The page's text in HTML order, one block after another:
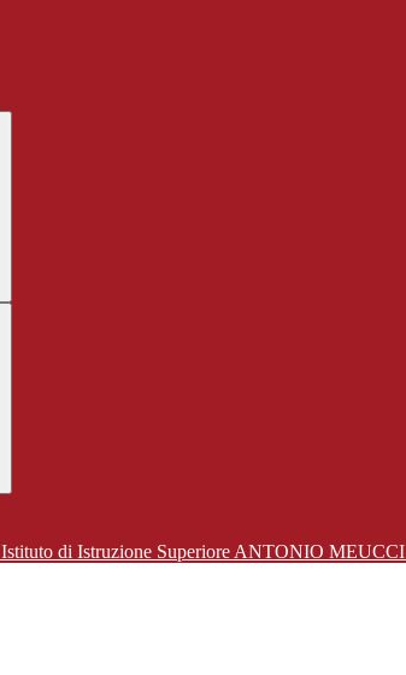
Istituto di Istruzione Superiore ANTONIO MEUCCI